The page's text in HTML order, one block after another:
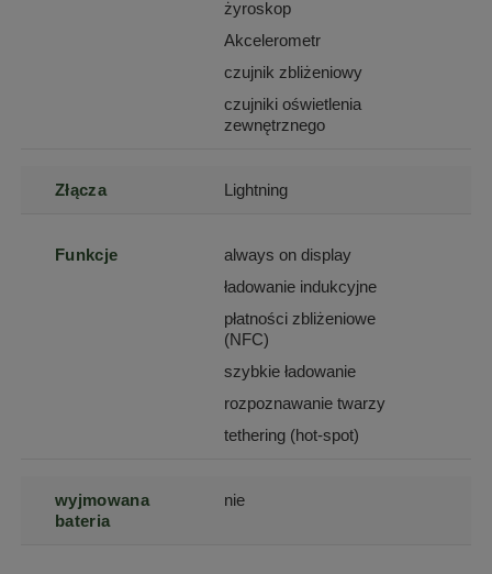
żyroskop
Akcelerometr
czujnik zbliżeniowy
czujniki oświetlenia
zewnętrznego
Złącza Lightning
Funkcje
always on display
ładowanie indukcyjne
płatności zbliżeniowe
(NFC)
szybkie ładowanie
rozpoznawanie twarzy
tethering (hot-spot)
wyjmowana
bateria
nie